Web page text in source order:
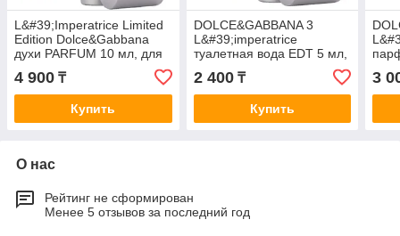
L&#39;Imperatrice Limited
Edition Dolce&Gabbana
духи PARFUM 10 мл, для
женщин
4 900 ₸
Купить
DOLCE&GABBANA 3
L&#39;imperatrice
туалетная вода EDT 5 мл,
для женщин
2 400₸
Купить
3
О нас
Рейтинг не сформирован
Менее 5 отзывов за последний год